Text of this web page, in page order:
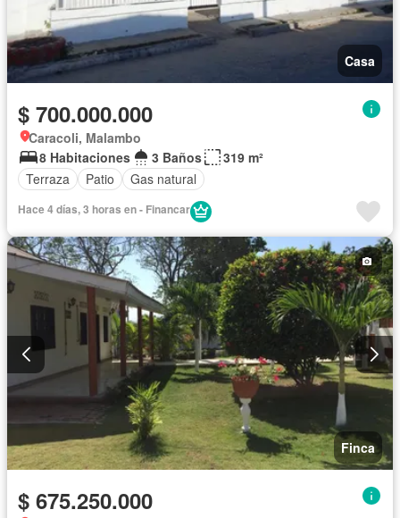
Casa
$ 700.000.000
Caracoli, Malambo
8 Habitaciones
3 Baños
319 m²
Terraza
Patio Gas natural
Hace 4 días, 3 horas en - Financar
Finca
$ 675.250.000